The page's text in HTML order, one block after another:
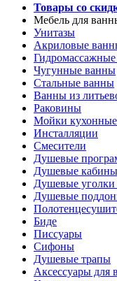
Товары со
Мебель для
Унитазы
Акриловые
Чугунные ванны
Стальные ванны
Ванны из
Раковины
Мойки кухонные
Инсталляции
Смесители
Душевые
Душевые
Душевые уголки
Душевые
Биде
Писсуары
Сифоны
Душевые трапы
Аксессуары для